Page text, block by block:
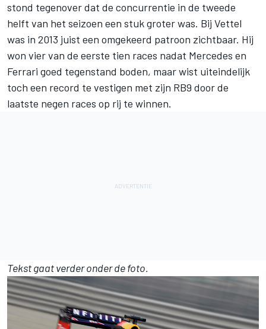
stond tegenover dat de concurrentie in de tweede
helft van het seizoen een stuk groter was. Bij Vettel
was in 2013 juist een omgekeerd patroon zichtbaar. Hij
won vier van de eerste tien races nadat Mercedes en
Ferrari goed tegenstand boden, maar wist uiteindelijk
toch een record te vestigen met zijn RB9 door de
laatste negen races op rij te winnen.
Tekst gaat verder onder de foto.